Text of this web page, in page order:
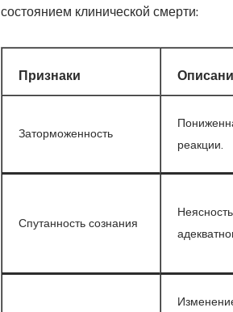
состоянием клинической смерти:
Признаки
Заторможенность
реакции.
Спутанность сознания